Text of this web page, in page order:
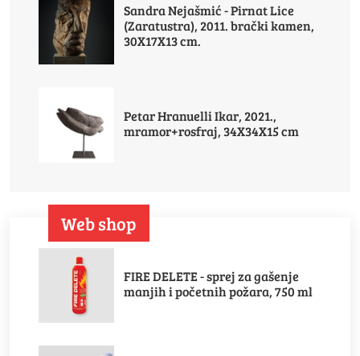
Sandra Nejašmić - Pirnat Lice
(Zaratustra), 2011. brački kamen,
30X17X13 cm.
Petar Hranuelli Ikar, 2021.,
mramor+rosfraj, 34X34X15 cm
Web shop
FIRE DELETE - sprej za gašenje
manjih i početnih požara, 750 ml